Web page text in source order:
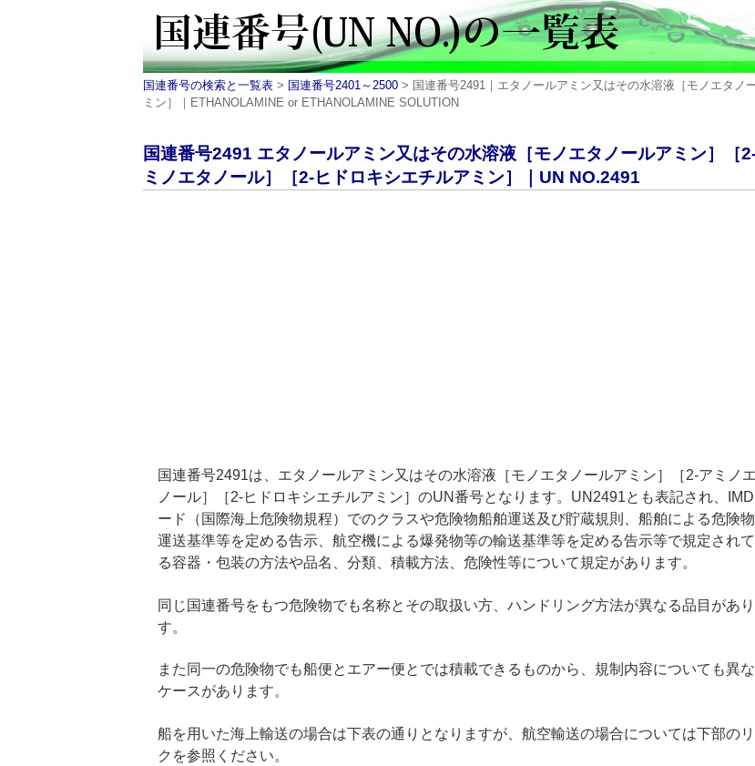
国連番号の検索と一覧表 > 国連番号2401～2500 > 国連番号2491｜エタノールアミン又はその水溶液［モノエタノ
ミン］｜ETHANOLAMINE or ETHANOLAMINE SOLUTION
国連番号2491 エタノールアミン又はその水溶液［モノエタノールアミン］［
ミノエタノール］［2-ヒドロキシエチルアミン］｜UN NO.2491
国連番号2491は、エタノールアミン又はその水溶液［モノエタノールアミン］［2-アミノ
ノール］［2-ヒドロキシエチルアミン］のUN番号となります。UN2491とも表記され、
ード（国際海上危険物規程）でのクラスや危険物船舶運送及び貯蔵規則、船舶による危険
運送基準等を定める告示、航空機による爆発物等の輸送基準等を定める告示等で規定され
る容器・包装の方法や品名、分類、積載方法、危険性等について規定があります。
同じ国連番号をもつ危険物でも名称とその取扱い方、ハンドリング方法が異なる品目があり
す。
また同一の危険物でも船便とエアー便とでは積載できるものから、規制内容についても異
ケースがあります。
船を用いた海上輸送の場合は下表の通りとなりますが、航空輸送の場合については下部の
クを参照ください。